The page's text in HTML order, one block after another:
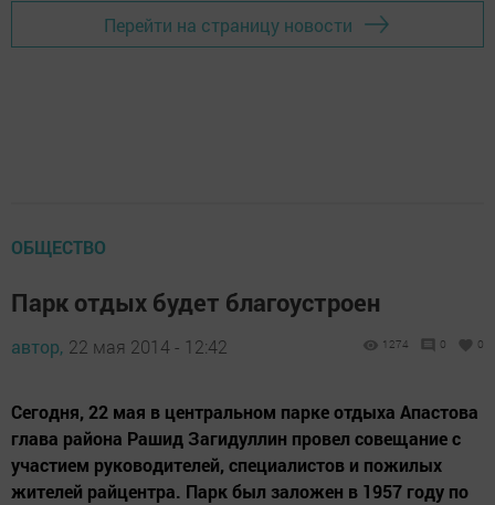
Перейти на страницу новости
ОБЩЕСТВО
Парк отдых будет благоустроен
автор, 22 мая 2014 - 12:42 1274 0 0
Сегодня, 22 мая в центральном парке отдыха Апастова
глава района Рашид Загидуллин провел совещание с
участием руководителей, специалистов и пожилых
жителей райцентра. Парк был заложен в 1957 году по